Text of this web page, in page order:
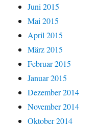
Juni 2015
Mai 2015
April 2015
März 2015
Februar 2015
Januar 2015
Dezember 2014
November 2014
Oktober 2014